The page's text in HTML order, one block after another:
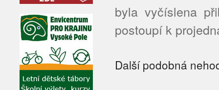
byla vyčíslena
postoupí k
Další podobná